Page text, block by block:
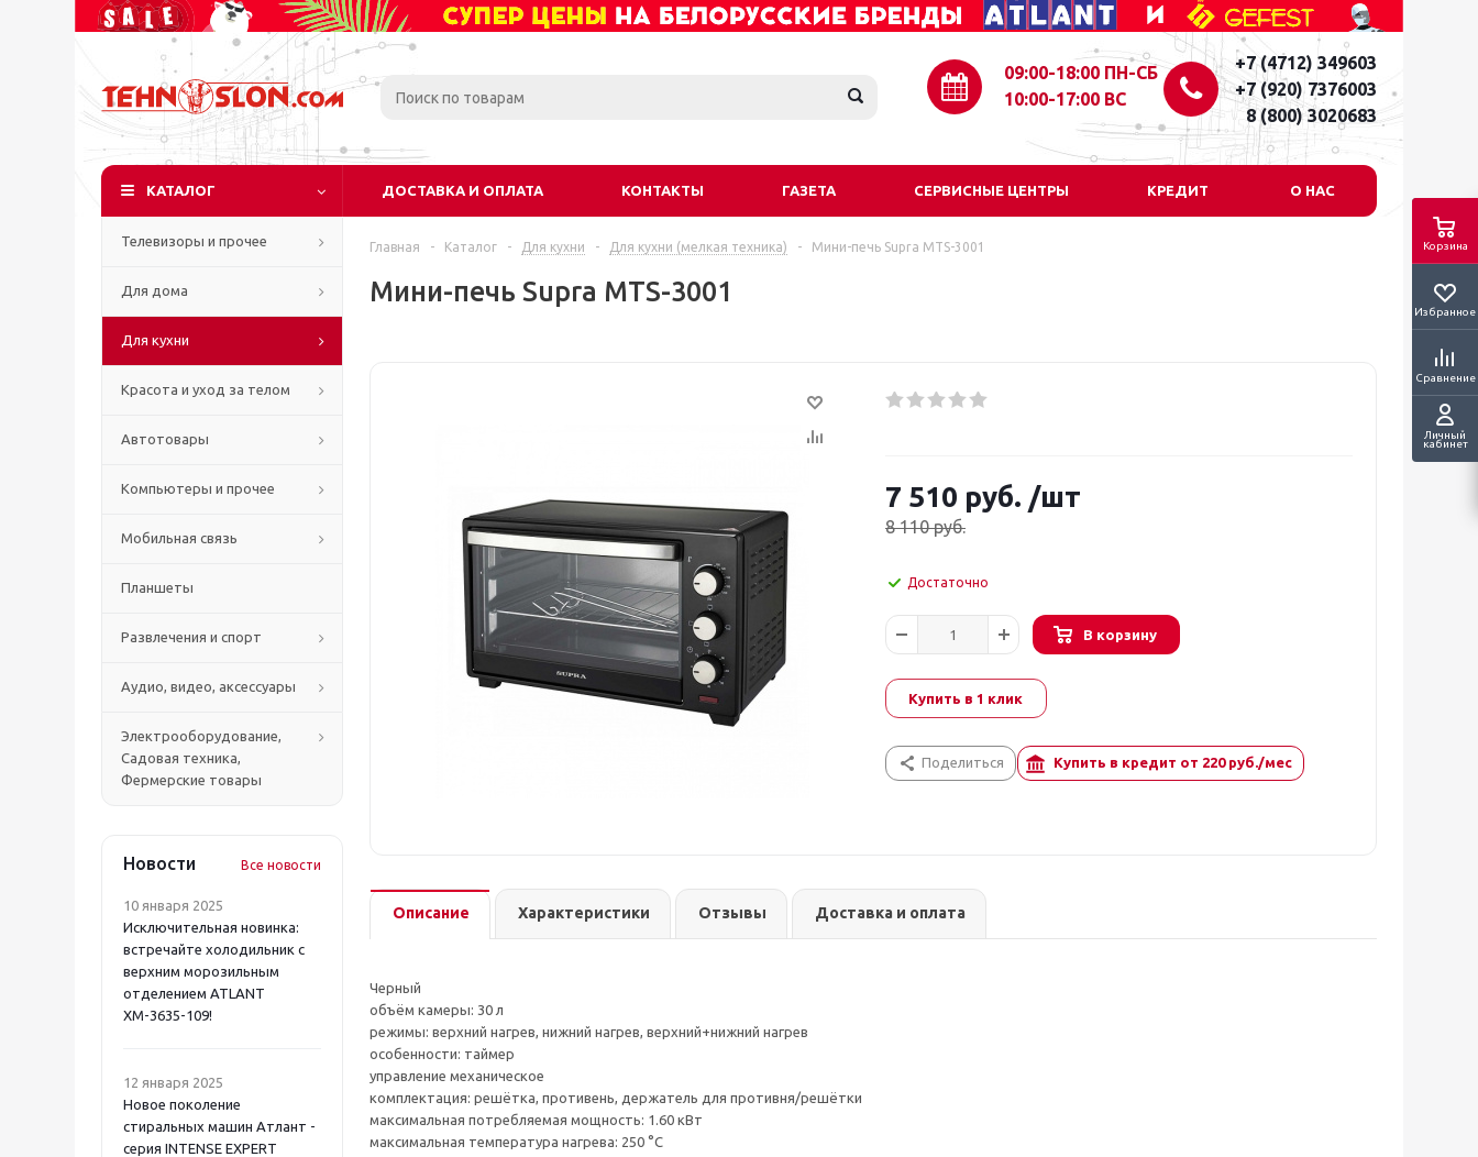
09:00-18:00 ПН-СБ
10:00-17:00 ВС
Корзина
Избранное
Сравнение
Личный
кабинет
+7 (4712) 349603
+7 (920) 7376003
8 (800) 3020683
КАТАЛОГ ДОСТАВКА И ОПЛАТА КОНТАКТЫ ГАЗЕТА СЕРВИСНЫЕ ЦЕНТРЫ КРЕДИТ О НАС
Телевизоры и прочее
Для дома
Для кухни
Красота и уход за телом
Автотовары
Компьютеры и прочее
Мобильная связь
Планшеты
Развлечения и спорт
Аудио, видео, аксессуары
Электрооборудование,
Садовая техника,
Фермерские товары
Новости Все новости
10 января 2025
Исключительная новинка:
встречайте холодильник с
верхним морозильным
отделением ATLANT
ХМ-3635-109!
12 января 2025
Новое поколение
стиральных машин Атлант -
серия INTENSE EXPERT
Главная - Каталог - Для кухни - Для кухни (мелкая техника) - Мини-печь Supra MTS-3001
Мини-печь Supra MTS-3001
7 510 руб. /шт
8 110руб.
Достаточно
В корзину
Купить в 1 клик
Поделиться Купить в кредит от 220руб./мес
Описание Характеристики Отзывы Доставка и оплата
Черный
объём камеры: 30 л
режимы: верхний нагрев, нижний нагрев, верхний+нижний нагрев
особенности: таймер
управление механическое
комплектация: решётка, противень, держатель для противня/решётки
максимальная потребляемая мощность: 1.60 кВт
максимальная температура нагрева: 250 °C